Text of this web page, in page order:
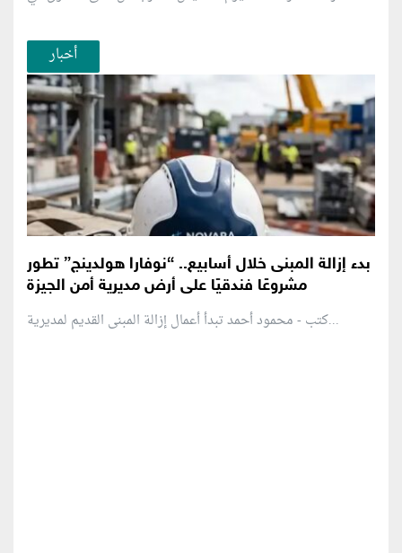
أخبار
بدء إزالة المبنى خلال أسابيع.. “نوفارا هولدينج” تطور
مشروعًا فندقيًا على أرض مديرية أمن الجيزة
كتب - محمود أحمد تبدأ أعمال إزالة المبنى القديم لمديرية...